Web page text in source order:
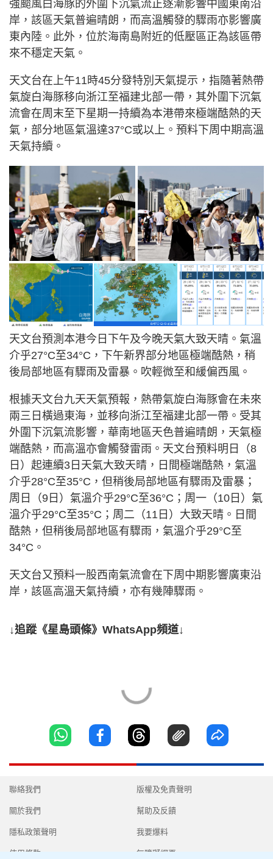
強颱風白海豚的外圍下沉氣流正逐漸影響中國東南沿
岸，該區天氣普遍晴朗，而高溫觸發的驟雨亦影響廣
東內陸。此外，位於海南島附近的低壓區正為該區帶
來不穩定天氣。
天文台在上午11時45分發特別天氣提示，指隨著熱帶
氣旋白海豚移向浙江至福建北部一帶，其外圍下沉氣
流會在周末至下星期一持續為本港帶來極端酷熱的天
氣，部分地區氣溫達37°C或以上。預料下周中期高溫
天氣持續。
天文台預測本港今日下午及今晚天氣大致天晴。氣溫
介乎27°C至34°C，下午新界部分地區極端酷熱，稍
後局部地區有驟雨及雷暴。吹輕微至和緩偏西風。
根據天文台九天天氣預報，熱帶氣旋白海豚會在未來
兩三日橫過東海，並移向浙江至福建北部一帶。受其
外圍下沉氣流影響，華南地區天色普遍晴朗，天氣極
端酷熱，而高溫亦會觸發雷雨。天文台預料明日（8
日）起連續3日天氣大致天晴，日間極端酷熱，氣溫
介乎28°C至35°C，但稍後局部地區有驟雨及雷暴；
周日（9日）氣溫介乎29°C至36°C；周一（10日）氣
溫介乎29°C至35°C；周二（11日）大致天晴。日間
酷熱，但稍後局部地區有驟雨，氣溫介乎29°C至
34°C。
天文台又預料一股西南氣流會在下周中期影響廣東沿
岸，該區高溫天氣持續，亦有幾陣驟雨。
↓追蹤《星島頭條》WhatsApp頻道↓
聯絡我們
關於我們
隱私政策聲明
使用條款
版權及免責聲明
幫助及反饋
我要爆料
無障礙網頁